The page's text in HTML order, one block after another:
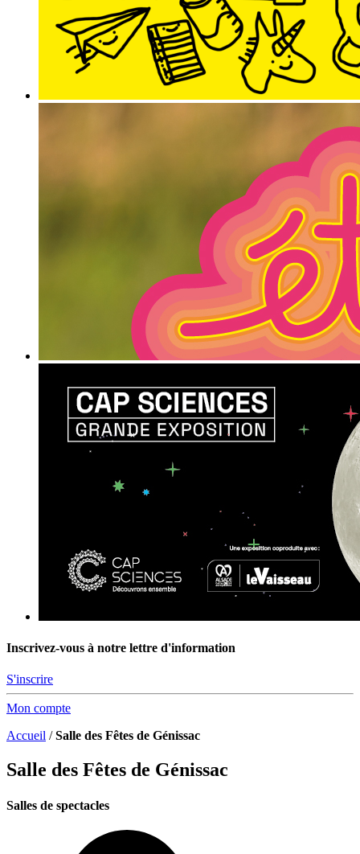
Inscrivez-vous à notre lettre d'information
S'inscrire
Mon compte
Accueil /Salle des Fêtes de Génissac
Salle des Fêtes de Génissac
Salles de spectacles